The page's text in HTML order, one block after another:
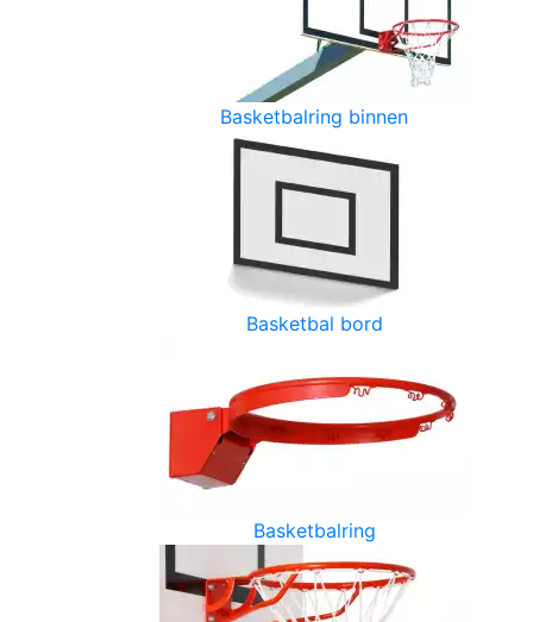
Basketbalring binnen
Basketbal bord
Basketbalring